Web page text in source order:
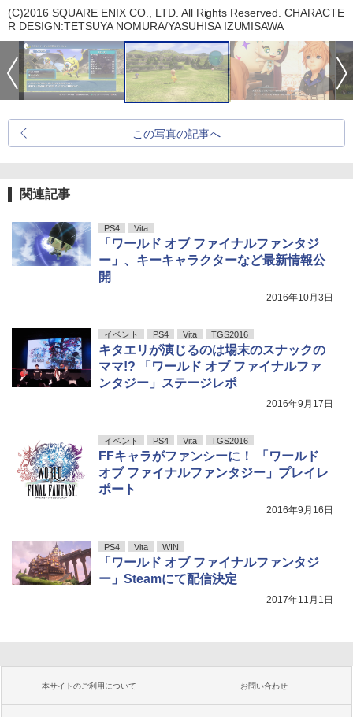
(C)2016 SQUARE ENIX CO., LTD. All Rights Reserved. CHARACTE
R DESIGN:TETSUYA NOMURA/YASUHISA IZUMISAWA
この写真の記事へ
関連記事
PS4 Vita
「ワールド オブ ファイナルファンタジ
ー」、キーキャラクターなど最新情報公
開
2016年10月3日
イベント PS4 Vita TGS2016
キタエリが演じるのは場末のスナックの
ママ!? 「ワールド オブ ファイナルファ
ンタジー」ステージレポ
2016年9月17日
イベント PS4 Vita TGS2016
FFキャラがファンシーに！ 「ワールド
オブ ファイナルファンタジー」プレイレ
ポート
2016年9月16日
PS4 Vita WIN
「ワールド オブ ファイナルファンタジ
ー」Steamにて配信決定
2017年11月1日
本サイトのご利用について お問い合わせ